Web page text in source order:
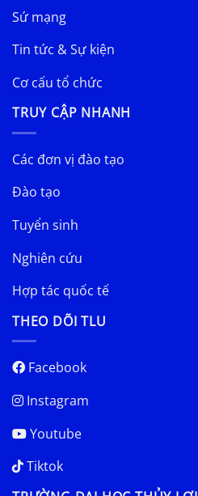
Sứ mạng
Tin tức & Sự kiện
Cơ cấu tổ chức
TRUY CẬP NHANH
Các đơn vị đào tạo
Đào tạo
Tuyển sinh
Nghiên cứu
Hợp tác quốc tế
THEO DÕI TLU
Facebook
Instagram
Youtube
Tiktok